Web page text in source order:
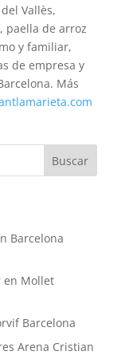
Vallès,
paella de arroz
y familiar,
de empresa y
Más
Buscar
Barcelona
en Mollet
Barcelona
Arena Cristian